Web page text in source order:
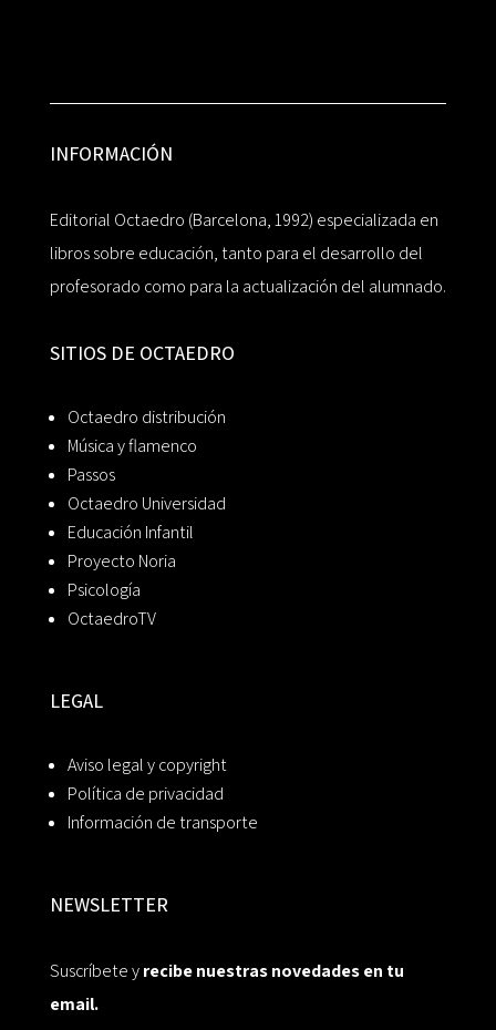
INFORMACIÓN
Editorial Octaedro (Barcelona, 1992) especializada en
libros sobre educación, tanto para el desarrollo del
profesorado como para la actualización del alumnado.
SITIOS DE OCTAEDRO
Octaedro distribución
Música y flamenco
Passos
Octaedro Universidad
Educación Infantil
Proyecto Noria
Psicología
OctaedroTV
LEGAL
Aviso legal y copyright
Política de privacidad
Información de transporte
NEWSLETTER
Suscríbete yrecibe nuestras novedades en tu
email.